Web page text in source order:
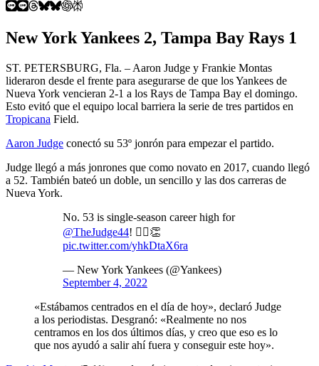
New York Yankees 2, Tampa Bay Rays 1
ST. PETERSBURG, Fla. – Aaron Judge y Frankie Montas
lideraron desde el frente para asegurarse de que los Yankees de
Nueva York vencieran 2-1 a los Rays de Tampa Bay el domingo.
Esto evitó que el equipo local barriera la serie de tres partidos en
Tropicana Field.
Aaron Judge conectó su 53º jonrón para empezar el partido.
Judge llegó a más jonrones que como novato en 2017, cuando llegó
a 52. También bateó un doble, un sencillo y las dos carreras de
Nueva York.
No. 53 is single-season career high for
@TheJudge44! 👨‍⚖️👏
pic.twitter.com/yhkDtaX6ra
— New York Yankees (@Yankees)
September 4, 2022
«Estábamos centrados en el día de hoy», declaró Judge
a los periodistas. Desgranó: «Realmente no nos
centramos en los dos últimos días, y creo que eso es lo
que nos ayudó a salir ahí fuera y conseguir este hoy».